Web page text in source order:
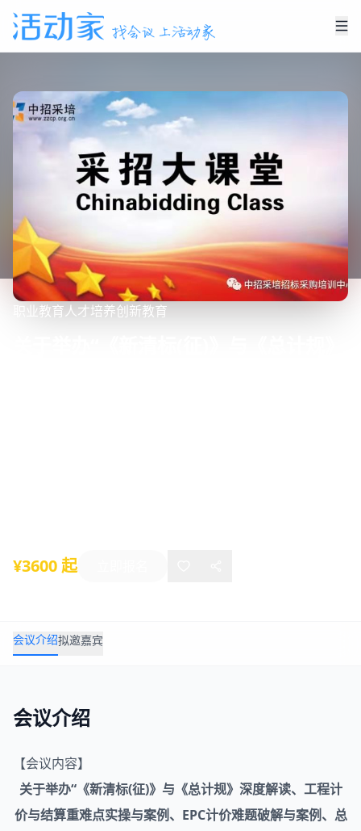
职业教育人才培养创新教育
¥3600 起
会议介绍拟邀嘉宾
会议介绍
【会议内容】
关于举办“《新清标(征)》与《总计规》深度解读、工程计
价与结算重难点实操与案例、EPC计价难题破解与案例、总